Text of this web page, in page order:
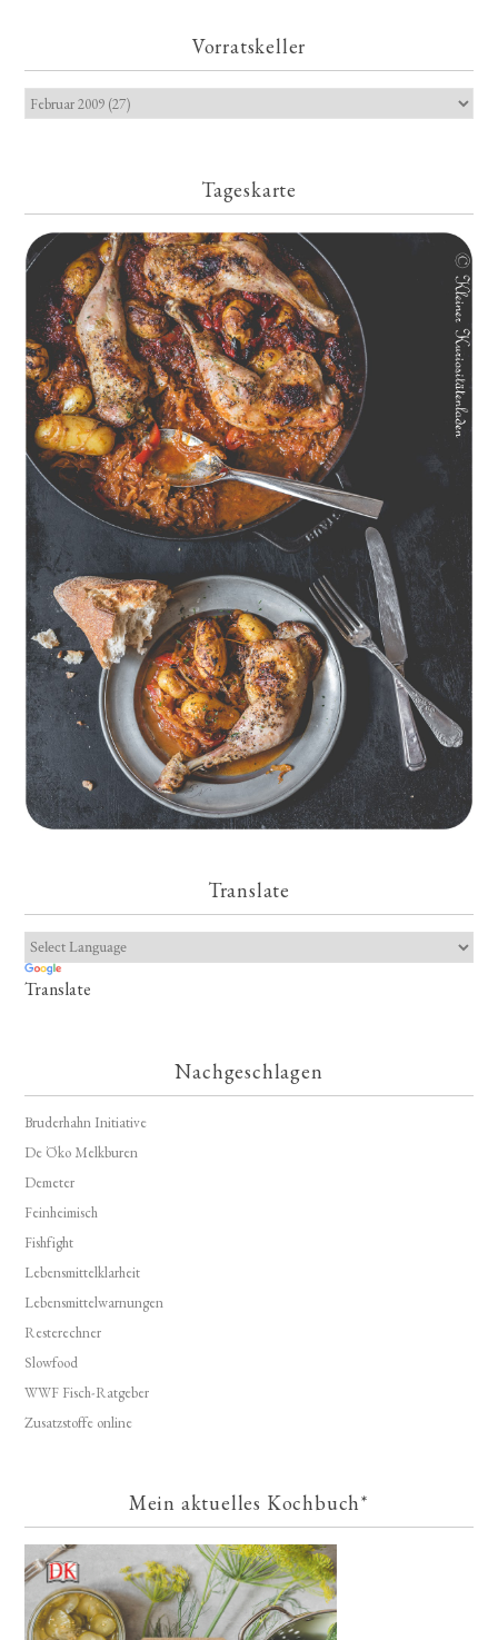
Vorratskeller
Tageskarte
Geschmorte Hähnchenschenkel auf Paprikakraut und kleinen
Kartoffeln
Translate
Translate
Nachgeschlagen
Bruderhahn Initiative
De Öko Melkburen
Demeter
Feinheimisch
Fishfight
Lebensmittelklarheit
Lebensmittelwarnungen
Resterechner
Slowfood
WWF Fisch-Ratgeber
Zusatzstoffe online
Mein aktuelles Kochbuch*